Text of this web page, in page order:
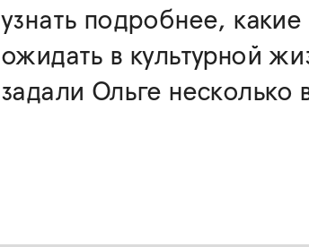
узнать подробнее,
ожидать в культурной
задали Ольге несколько